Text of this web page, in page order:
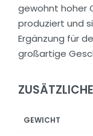
gewohnt hoher
produziert und
Ergänzung für
großartige
GEWICHT